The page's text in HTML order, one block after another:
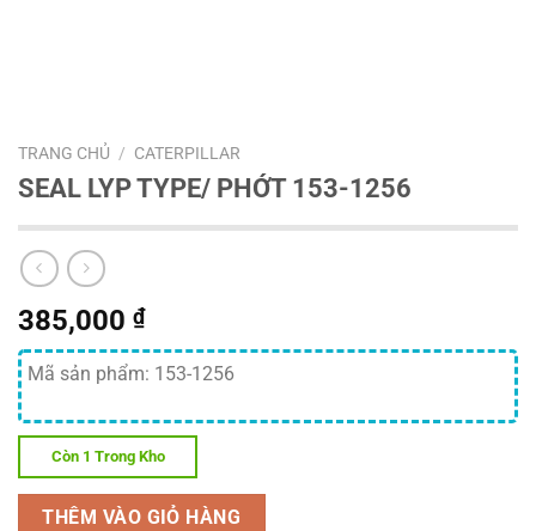
TRANG CHỦ / CATERPILLAR
SEAL LYP TYPE/ PHỚT 153-1256
385,000 ₫
Mã sản phẩm: 153-1256
Còn 1 Trong Kho
THÊM VÀO GIỎ HÀNG